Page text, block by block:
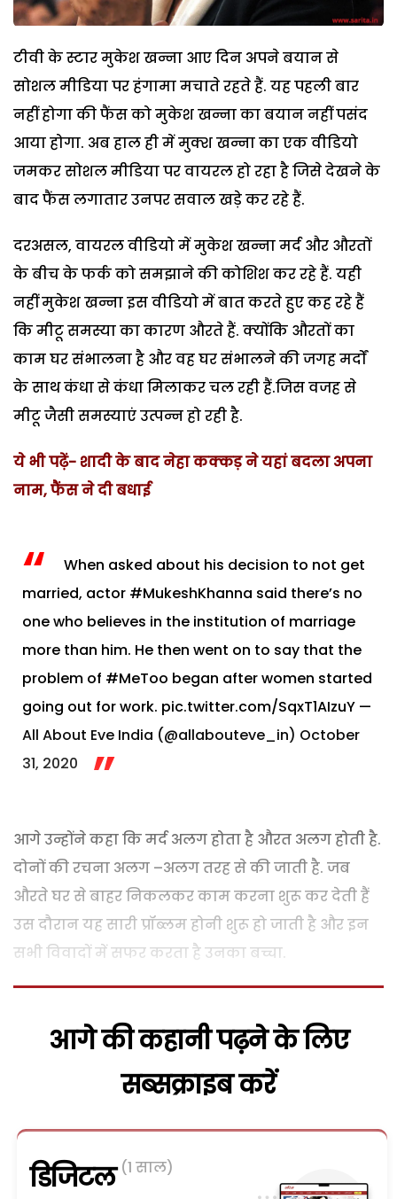
टीवी के स्टार मुकेश खन्ना आए दिन अपने बयान से
सोशल मीडिया पर हंगामा मचाते रहते हैं. यह पहली बार
नहीं होगा की फैंस को मुकेश खन्ना का बयान नहीं पसंद
आया होगा. अब हाल ही में मुक्श खन्ना का एक वीडियो
जमकर सोशल मीडिया पर वायरल हो रहा है जिसे देखने के
बाद फैंस लगातार उनपर सवाल खड़े कर रहे हैं.
दरअसल, वायरल वीडियो में मुकेश खन्ना मर्द और औरतों
के बीच के फर्क को समझाने की कोशिश कर रहे हैं. यही
नहीं मुकेश खन्ना इस वीडियो में बात करते हुए कह रहे हैं
कि मीटू समस्या का कारण औरते हैं. क्योंकि औरतों का
काम घर संभालना है और वह घर संभालने की जगह मर्दों
के साथ कंधा से कंधा मिलाकर चल रही हैं.जिस वजह से
मीटू जैसी समस्याएं उत्पन्न हो रही है.
ये भी पढ़ें- शादी के बाद नेहा कक्कड़ ने यहां बदला अपना
नाम, फैंस ने दी बधाई
When asked about his decision to not get
married, actor #MukeshKhanna said there’s no
one who believes in the institution of marriage
more than him. He then went on to say that the
problem of #MeToo began after women started
going out for work. pic.twitter.com/SqxT1AIzuY —
All About Eve India (@allabouteve_in) October
31, 2020
आगे उन्होंने कहा कि मर्द अलग होता है औरत अलग होती है.
दोनों की रचना अलग –अलग तरह से की जाती है. जब
औरते घर से बाहर निकलकर काम करना शुरू कर देती हैं
उस दौरान यह सारी प्रॉब्लम होनी शुरू हो जाती है और इन
सभी विवादों में सफर करता है उनका बच्चा.
आगे की कहानी पढ़ने के लिए
सब्सक्राइब करें
डिजिटल (1 साल)